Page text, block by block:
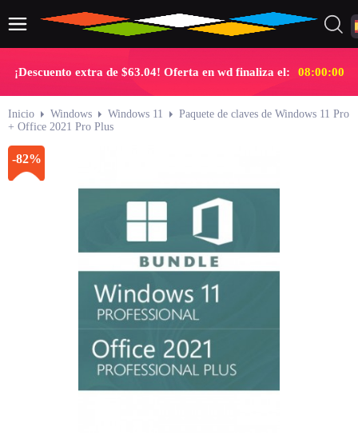
¡Descuento extra de $63.04! Oferta en wd finaliza el: 07:59:59
Inicio Windows Windows 11
Paquete de claves de Windows 11 Pro
+ Office 2021 Pro Plus
-82%